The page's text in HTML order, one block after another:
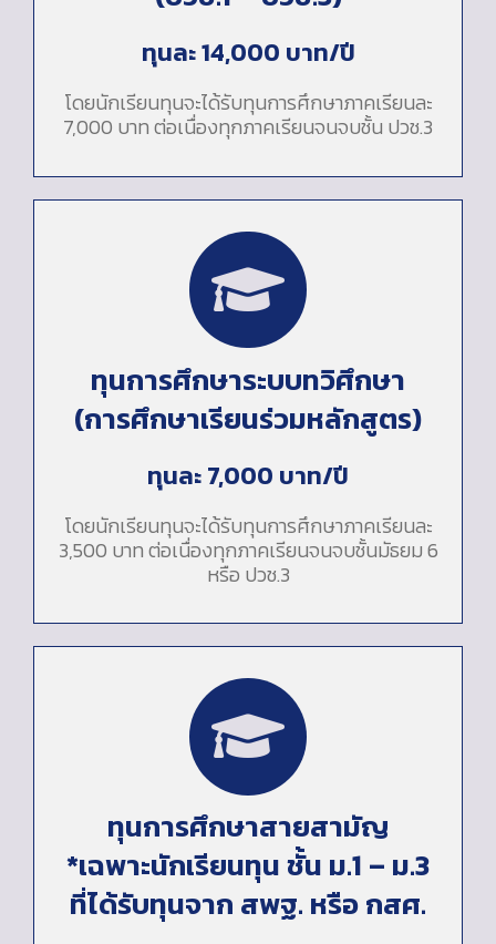
ทุนละ 14,000 บาท/ปี
โดยนักเรียนทุนจะได้รับทุนการศึกษาภาคเรียนละ
7,000 บาท ต่อเนื่องทุกภาคเรียนจนจบชั้น ปวช.3
ทุนการศึกษาระบบทวิศึกษา
(การศึกษาเรียนร่วมหลักสูตร)
ทุนละ 7,000 บาท/ปี
โดยนักเรียนทุนจะได้รับทุนการศึกษาภาคเรียนละ
3,500 บาท ต่อเนื่องทุกภาคเรียนจนจบชั้นมัธยม 6
หรือ ปวช.3
ทุนการศึกษาสายสามัญ
*เฉพาะนักเรียนทุน ชั้น ม.1 – ม.3
ที่ได้รับทุนจาก สพฐ. หรือ กสศ.